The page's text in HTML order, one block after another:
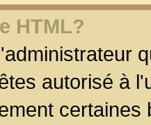
HTML?
autorisé à